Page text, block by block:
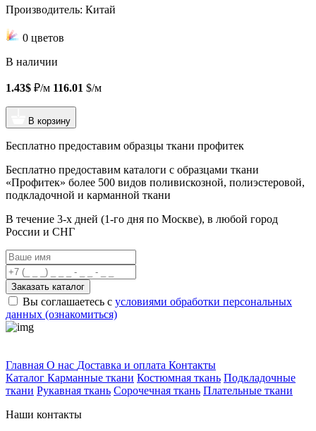
Производитель: Китай
0 цветов
В наличии
1.43$ ₽/м 116.01 $/м
В корзину
Бесплатно предоставим образцы ткани профитек
Бесплатно предоставим каталоги с образцами ткани
«Профитек» более 500 видов поливискозной, полиэстеровой,
подкладочной и карманной ткани
В течение 3-х дней (1-го дня по Москве), в любой город
России и СНГ
Заказать каталог
Вы соглашаетесь с условиями обработки персональных
данных (ознакомиться)
Главная О нас Доставка и оплата Контакты
Каталог Карманные ткани Костюмная ткань Подкладочные
ткани Рукавная ткань Сорочечная ткань Плательные ткани
Наши контакты